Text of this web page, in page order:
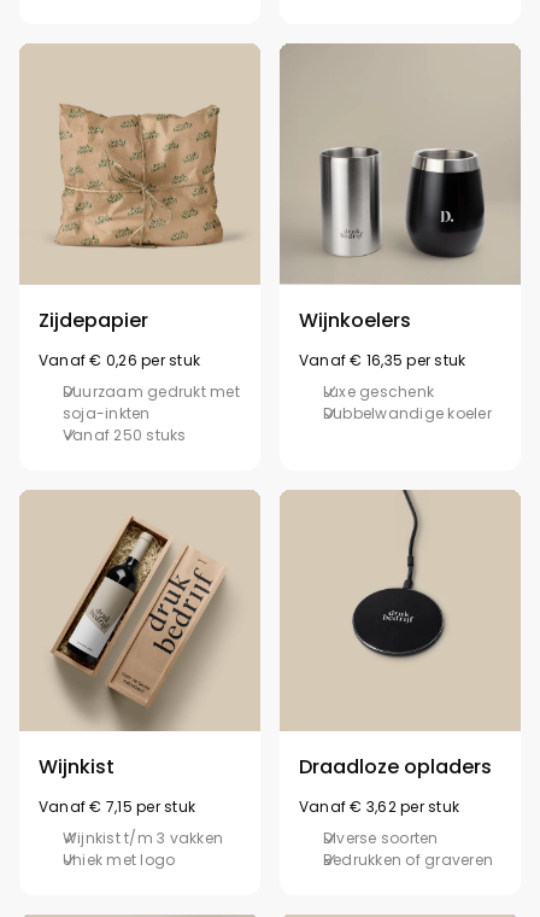
Zijdepapier
Vanaf € 0,26 per stuk
Duurzaam gedrukt met
soja-inkten
Vanaf 250 stuks
Wijnkoelers
Vanaf € 16,35 per stuk
Luxe geschenk
Dubbelwandige koeler
Wijnkist
Vanaf € 7,15 per stuk
Wijnkist t/m 3 vakken
Uniek met logo
Draadloze opladers
Vanaf € 3,62 per stuk
Diverse soorten
Bedrukken of graveren